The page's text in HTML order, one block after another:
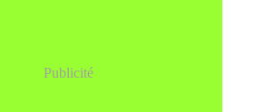
Publicité